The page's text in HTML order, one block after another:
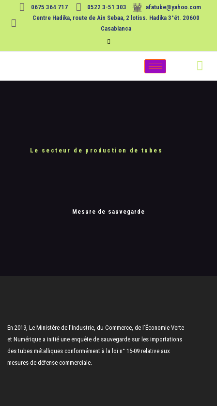
0675 364 717 0522 3-51 303
afatube@yahoo.com
Centre Hadika, route de Ain Sebaa, 2 lotiss. Hadika 3°ét. 20600
Casablanca
Le secteur de production de tubes
Mesure de sauvegarde
En 2019, Le Ministère de l’Industrie, du Commerce, de l’Économie Verte
et Numérique a initié une enquête de sauvegarde sur les importations
des tubes métalliques conformément à la loi n° 15-09 relative aux
mesures de défense commerciale.